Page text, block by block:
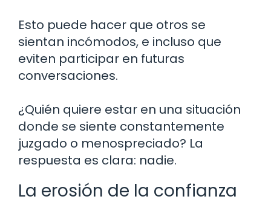
Esto puede hacer que otros se
sientan incómodos, e incluso que
eviten participar en futuras
conversaciones.
¿Quién quiere estar en una situación
donde se siente constantemente
juzgado o menospreciado? La
respuesta es clara: nadie.
La erosión de la confianza